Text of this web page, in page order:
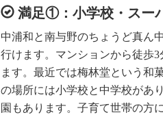
満足①：小学校・スー
中浦和と南与野のちょうど真ん
行けます。マンションから徒歩
ます。最近では梅林堂という和
の場所には小学校と中学校があ
園もあります。子育て世帯の方